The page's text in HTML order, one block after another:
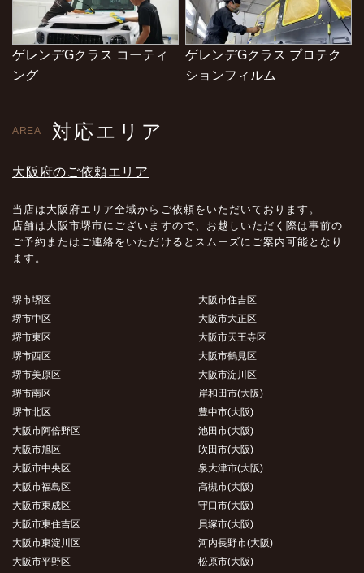
ゲレンデGクラス コーティ
ング
ゲレンデGクラス プロテク
ションフィルム
AREA 対応エリア
大阪府のご依頼エリア
当店は大阪府エリア全域からご依頼をいただいております。
店舗は大阪市堺市にございますので、お越しいただく際は事前の
ご予約またはご連絡をいただけるとスムーズにご案内可能となり
ます。
堺市堺区
堺市中区
堺市東区
堺市西区
堺市美原区
堺市南区
堺市北区
大阪市阿倍野区
大阪市旭区
大阪市中央区
大阪市福島区
大阪市東成区
大阪市東住吉区
大阪市東淀川区
大阪市平野区
大阪市住吉区
大阪市大正区
大阪市天王寺区
大阪市鶴見区
大阪市淀川区
岸和田市(大阪)
豊中市(大阪)
池田市(大阪)
吹田市(大阪)
泉大津市(大阪)
高槻市(大阪)
守口市(大阪)
貝塚市(大阪)
河内長野市(大阪)
松原市(大阪)